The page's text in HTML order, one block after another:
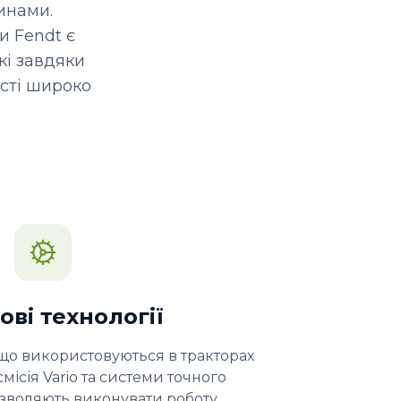
Fendt є
завдяки
широко
технології
використовуються в тракторах
Vario та системи точного